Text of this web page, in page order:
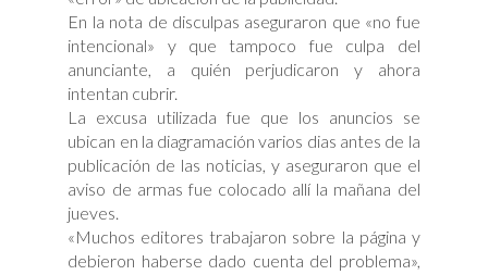
En la nota de disculpas aseguraron que «no fue
intencional» y que tampoco fue culpa del
anunciante, a quién perjudicaron y ahora
intentan cubrir.
La excusa utilizada fue que los anuncios se
ubican en la diagramación varios dias antes de la
publicación de las noticias, y aseguraron que el
aviso de armas fue colocado allí la mañana del
jueves.
«Muchos editores trabajaron sobre la página y
debieron haberse dado cuenta del problema»,